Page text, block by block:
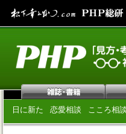
日に新た 恋愛相談 こころ相談